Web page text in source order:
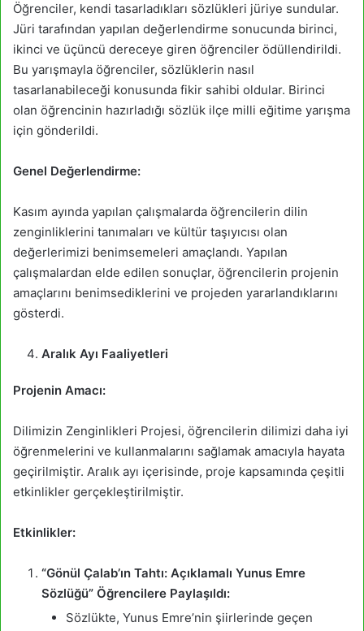
Öğrenciler, kendi tasarladıkları sözlükleri jüriye sundular.
Jüri tarafından yapılan değerlendirme sonucunda birinci,
ikinci ve üçüncü dereceye giren öğrenciler ödüllendirildi.
Bu yarışmayla öğrenciler, sözlüklerin nasıl
tasarlanabileceği konusunda fikir sahibi oldular. Birinci
olan öğrencinin hazırladığı sözlük ilçe milli eğitime yarışma
için gönderildi.
Genel Değerlendirme:
Kasım ayında yapılan çalışmalarda öğrencilerin dilin
zenginliklerini tanımaları ve kültür taşıyıcısı olan
değerlerimizi benimsemeleri amaçlandı. Yapılan
çalışmalardan elde edilen sonuçlar, öğrencilerin projenin
amaçlarını benimsediklerini ve projeden yararlandıklarını
gösterdi.
Aralık Ayı Faaliyetleri
Projenin Amacı:
Dilimizin Zenginlikleri Projesi, öğrencilerin dilimizi daha iyi
öğrenmelerini ve kullanmalarını sağlamak amacıyla hayata
geçirilmiştir. Aralık ayı içerisinde, proje kapsamında çeşitli
etkinlikler gerçekleştirilmiştir.
Etkinlikler:
“Gönül Çalab’ın Tahtı: Açıklamalı Yunus Emre
Sözlüğü” Öğrencilere Paylaşıldı:
Sözlükte, Yunus Emre’nin şiirlerinde geçen